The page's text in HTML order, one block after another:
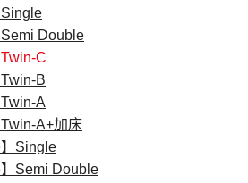
Double
C
B
A
A+加床
Single
Semi Double